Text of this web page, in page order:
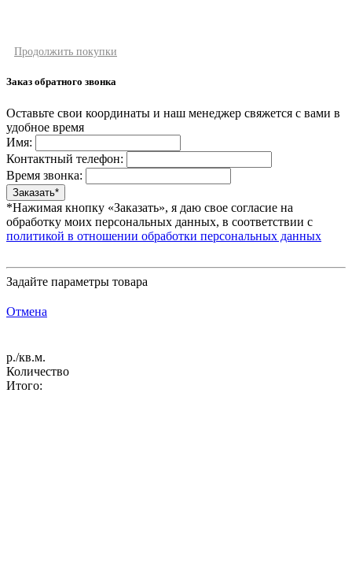
Продолжить покупки
Заказ обратного звонка
Оставьте свои координаты и наш менеджер свяжется с вами в
удобное время
Имя:
Контактный телефон:
Время звонка:
*Нажимая кнопку «Заказать», я даю свое согласие на
обработку моих персональных данных, в соответствии с
политикой в отношении обработки персональных данных
Задайте параметры товара
Отмена
р./кв.м.
Количество
Итого: